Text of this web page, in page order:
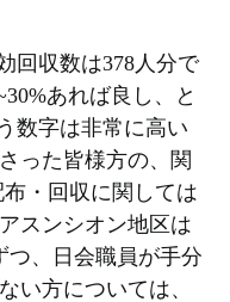
回収数は378人分で
あれば良し、と
数字は非常に高い
った皆様方の、関
・回収に関しては
スンシオン地区は
つ、日会職員が手分
い方については、